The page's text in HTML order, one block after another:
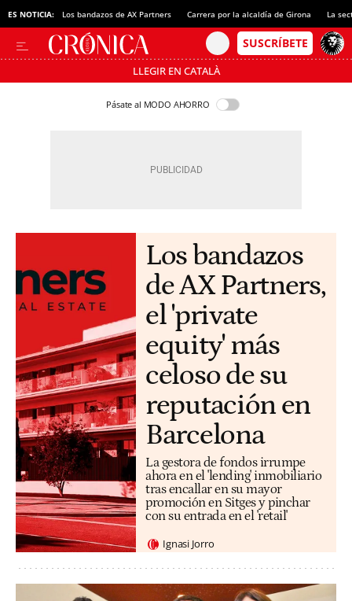
ES NOTICIA: Los bandazos de AX Partners Carrera por la alcaldía de Girona La
LLEGIR EN CATALÀ
Pásate al MODO AHORRO
Los bandazos
de AX Partners,
el 'private
equity' más
celoso de su
reputación en
Barcelona
La gestora de fondos irrumpe
ahora en el 'lending' inmobiliario
tras encallar en su mayor
promoción en Sitges y pinchar
con su entrada en el 'retail'
Ignasi Jorro